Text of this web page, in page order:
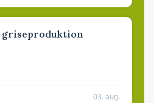
03. aug.